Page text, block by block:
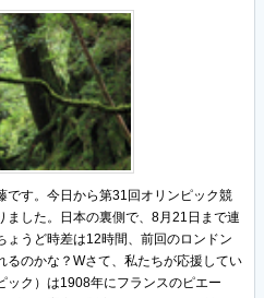
です。今日から第31回オリンピック競
ました。日本の裏側で、8月21日まで連
ょうど時差は12時間、前回のロンドン
るのかな？Wさて、私たちが応援してい
ック）は1908年にフランスのピエー